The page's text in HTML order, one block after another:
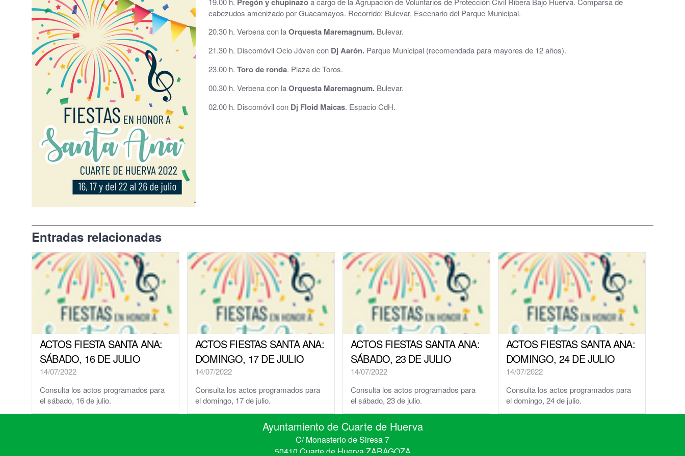
Grupos políticos
Plenos Municipales
PMUS - Plan de Movilidad Urbana Sostenible
Urbanismo
Tablón de anuncios: Ofertas de trabajo y otros.
Linea Verde - Ayuntamiento de Cuarte de Huerva
Trámites y Servicios
Atención al Ciudadano
Ayuntamiento Online
El Tiempo en Cuarte de Huerva
Redes Sociales
Consultorio Médico
Cultura
Deportes
Plaza de toros
Piscinas Municipales
Policía Local
Protección Civil · Agrupación de Voluntarios
Gestión de residuos en el municipio
Comarca Central · Servicios Sociales
Transporte público
cabezudos amenizado por Guacamayos. Recorrido: Bulevar, Escenario del Parque Municipal.
20.30 h. Verbena con laOrquesta Maremagnum. Bulevar.
21.30 h. Discomóvil Ocio Jóven con Dj Aarón. Parque Municipal (recomendada para mayores de 12 años).
23.00 h. Toro de ronda. Plaza de Toros.
00.30 h. Verbena con laOrquesta Maremagnum. Bulevar.
02.00 h. Discomóvil con Dj Floid Maicas. Espacio CdH.
Entradas relacionadas
ACTOS FIESTA SANTA ANA:
SÁBADO, 16 DE JULIO
14/07/2022
Consulta los actos programados para
el sábado, 16 de julio.
ACTOS FIESTAS SANTA ANA:
DOMINGO, 17 DE JULIO
14/07/2022
Consulta los actos programados para
el domingo, 17 de julio.
ACTOS FIESTAS SANTA ANA:
SÁBADO, 23 DE JULIO
14/07/2022
Consulta los actos programados para
el sábado, 23 de julio.
ACTOS FIESTAS SANTA ANA:
DOMINGO, 24 DE JULIO
14/07/2022
Consulta los actos programados para
el domingo, 24 de julio.
Ayuntamiento de Cuarte de Huerva
C/ Monasterio de Siresa 7
50410 Cuarte de Huerva ZARAGOZA